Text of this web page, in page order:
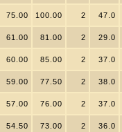
75.00 100.00 2 47.0
61.00 81.00 2 29.0
60.00 85.00 2 37.0
59.00 77.50 2 38.0
57.00 76.00 2 37.0
54.50 73.00 2 36.0